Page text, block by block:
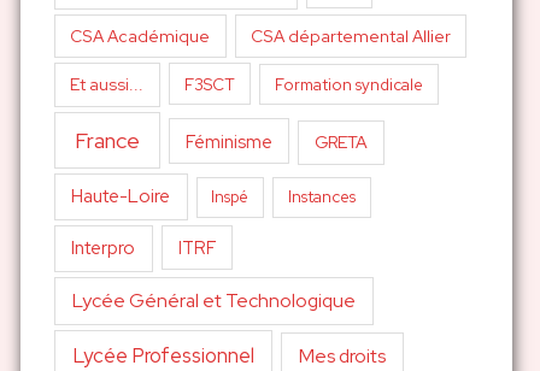
CSA Académique CSA départemental Allier
Et aussi... F3SCT Formation syndicale
France Féminisme GRETA
Haute-Loire Inspé Instances
Interpro ITRF
Lycée Général et Technologique
Lycée Professionnel Mes droits